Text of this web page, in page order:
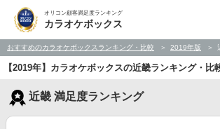
オリコン顧客満足度ランキング
カラオケボックス
おすすめのカラオケボックスランキング・比較 2019年版
【2019年】カラオケボックスの近畿ランキング・比
近畿 満足度ランキング